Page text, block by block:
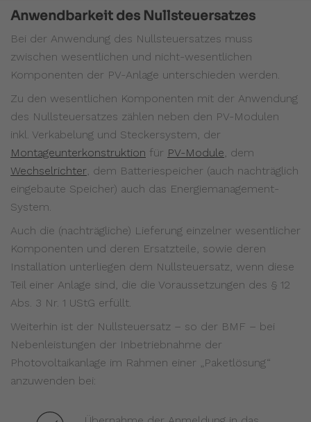
Anwendbarkeit des Nullsteuersatzes
Bei der Anwendung des Nullsteuersatzes muss
zwischen wesentlichen und nicht-wesentlichen
Komponenten der PV-Anlage unterschieden werden.
Zu den wesentlichen Komponenten mit der Anwendung
des Nullsteuersatzes zählen neben den PV-Modulen
inkl. Verkabelung und Steckersystem, der
Montageunterkonstruktion für PV-Module, dem
Wechselrichter, dem Batteriespeicher (auch nachträglich
eingebaute Speicher) auch das Energiemanagement-
System.
Auch die (nachträgliche) Lieferung einzelner wesentlicher
Komponenten und deren Ersatzteile, sowie deren
Installation unterliegen dem Nullsteuersatz, wenn diese
Teil einer Anlage sind, die die Voraussetzungen des § 12
Abs. 3 Nr. 1 UStG erfüllt.
Weiterhin ist der Nullsteuersatz – so der BMF – bei
Nebenleistungen der Inbetriebnahme der
Photovoltaikanlage im Rahmen einer „Paketlösung“
anzuwenden bei: